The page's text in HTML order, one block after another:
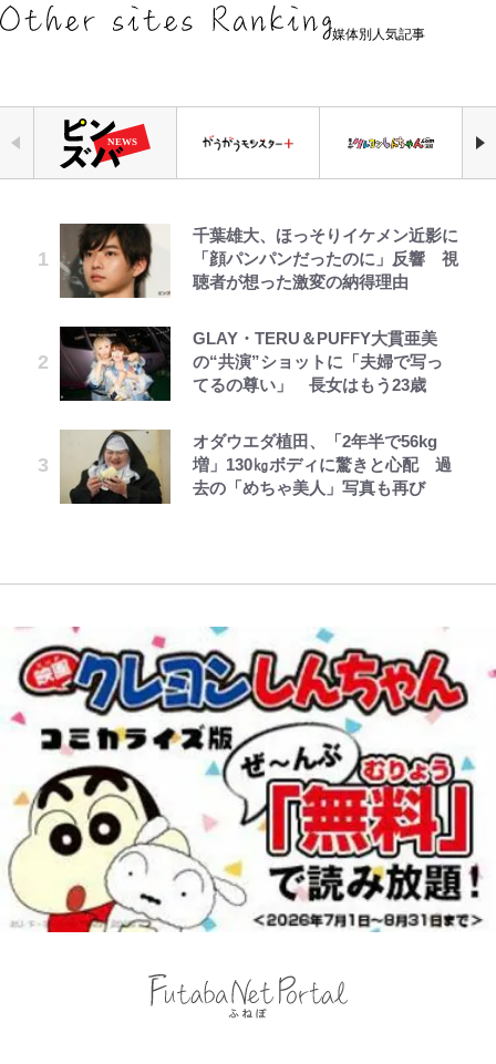
媒体別人気記事
千葉雄大、ほっそりイケメン近影に
「顔パンパンだったのに」反響 視
聴者が想った激変の納得理由
GLAY・TERU＆PUFFY大貫亜美
の“共演”ショットに「夫婦で写っ
てるの尊い」 長女はもう23歳
オダウエダ植田、「2年半で56kg
増」130㎏ボディに驚きと心配 過
去の「めちゃ美人」写真も再び
公式-ヒロインが来る前に妊娠しま
した~詰んだはずの悪役令嬢です
が、どうやら違うようです~ 第1話
公式-最強宮廷指南役のおっさん、
追放された僻地で無双する~幻とな
った種族の美少女たちを育てて辺境
公式-英雄ブランの人生計画 第二の
人生は雑用係でお願いします 第18
でっかい男になりたいゾ
浅草は日本の心だゾ
ボーちゃんの一途な気持ちだゾ
空の轍と大地の雲と 第1回
第3回 出版までの道のり・その2
レビュー『仮面家族』悠木シュン・
著
錦織一清の写真集はなぜ私服なの
か…高級ブランドをやめ等身大の自
分を表現する現在「ちゃんとおじい
錦織一清が語る還暦からの新たな挑
戦…少年隊の分岐点と60代で挑む
藤原紀香が23年間続けるボランテ
ィア活動の原動力は…「偽善者だ」
「自分の絵ごと、このジャンルはそ
ろそろ終わりかな」江口寿史が炎上
を経て樋口毅宏に語ったこと
ファミマと『VIVANT』第2シーズ
ンのコラボがスタート！ “別班饅
頭”や限定グッズ登場にファン感激
「まだ2枚しか描けてないんだよね
ぇ」作家・樋口毅宏が問う、今再
荒々しい「火山帯」の一端にいるこ
とを体感！ 登頂約10分でも大迫力
「吾妻小富士」火口を1周する「1
ポ【福島県福島市】
青く美しい「幸せのブルービー」の
る「季節の虫」の探し方 vol.21】
アユは「怒らせて掛ける」魚だっ
｢めーっちゃオシャじゃん｣中田英
寿やトッティも愛した名門ローマ、
新アウェイユニが大評判！｢カッコ
買おうかな｣
浦和と千葉の首をかしげる主力放
手は【Jリーグ開幕｢初めての秋春
制｣の大激論】(4)